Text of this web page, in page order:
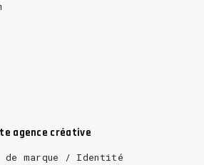
agence créative
de marque / Identité